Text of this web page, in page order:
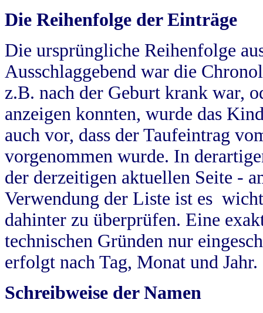
Die Reihenfolge der Einträge
Die ursprüngliche Reihenfolge
Ausschlaggebend war die
z.B. nach der Geburt krank war,
anzeigen konnten, wurde das
auch vor, dass der Taufeintrag
vorgenommen wurde. In
der derzeitigen aktuellen Seite -
Verwendung der Liste ist es
dahinter zu überprüfen. Eine
technischen Gründen nur
erfolgt nach Tag, Monat und Jahr.
Schreibweise der Namen